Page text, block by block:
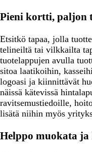
Pieni kortti, paljon
Etsitkö tapaa, jolla
telineiltä tai vilkkailta
tuotelappujen avulla
sitoa laatikoihin,
logoasi ja kiinnittävät
näissä kätevissä
ravitsemustiedoille,
lisätä niihin myös
Helppo muokata ja